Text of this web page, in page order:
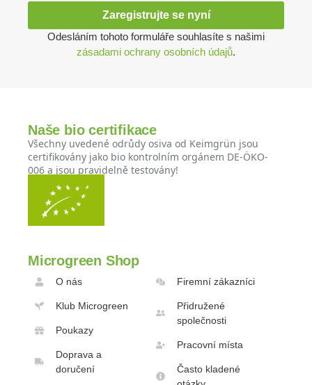
Zaregistrujte se nyní
Odesláním tohoto formuláře souhlasíte s našimi
zásadami ochrany osobních údajů.
Naše bio certifikace
Všechny uvedené odrůdy osiva od Keimgrün jsou
certifikovány jako bio kontrolním orgánem DE-ÖKO-
006 a jsou pravidelně testovány!
Microgreen Shop
O nás
Klub Microgreen
Poukazy
Doprava a
doručení
Firemní zákazníci
Přidružené
společnosti
Pracovní místa
Často kladené